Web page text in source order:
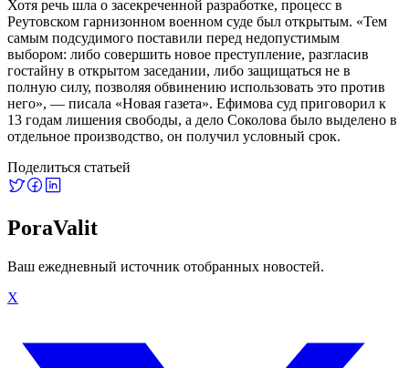
Хотя речь шла о засекреченной разработке, процесс в
Реутовском гарнизонном военном суде был открытым. «Тем
самым подсудимого поставили перед недопустимым
выбором: либо совершить новое преступление, разгласив
гостайну в открытом заседании, либо защищаться не в
полную силу, позволяя обвинению использовать это против
него», — писала «Новая газета». Ефимова суд приговорил к
13 годам лишения свободы, а дело Соколова было выделено в
отдельное производство, он получил условный срок.
Поделиться статьей
PoraValit
Ваш ежедневный источник отобранных новостей.
X